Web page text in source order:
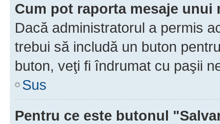
Cum pot raporta mesaje unui
Dacă administratorul a permis
trebui să includă un buton
buton, veţi fi îndrumat cu paşii
Sus
Pentru ce este butonul